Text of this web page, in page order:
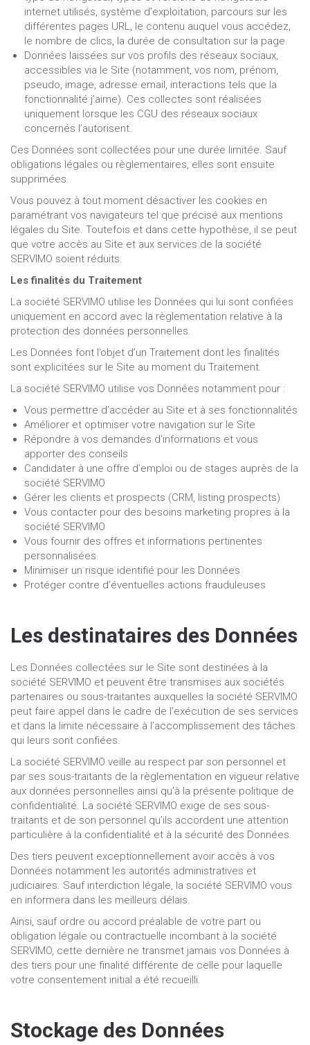
internet utilisés, système d’exploitation, parcours sur les
différentes pages URL, le contenu auquel vous accédez,
le nombre de clics, la durée de consultation sur la page.
Données laissées sur vos profils des réseaux sociaux,
accessibles via le Site (notamment, vos nom, prénom,
pseudo, image, adresse email, interactions tels que la
fonctionnalité j’aime). Ces collectes sont réalisées
uniquement lorsque les CGU des réseaux sociaux
concernés l’autorisent.
Ces Données sont collectées pour une durée limitée. Sauf
obligations légales ou règlementaires, elles sont ensuite
supprimées.
Vous pouvez à tout moment désactiver les cookies en
paramétrant vos navigateurs tel que précisé aux mentions
légales du Site. Toutefois et dans cette hypothèse, il se peut
que votre accès au Site et aux services de la société
SERVIMO soient réduits.
Les finalités du Traitement
La société SERVIMO utilise les Données qui lui sont confiées
uniquement en accord avec la règlementation relative à la
protection des données personnelles.
Les Données font l’objet d’un Traitement dont les finalités
sont explicitées sur le Site au moment du Traitement.
La société SERVIMO utilise vos Données notamment pour :
Vous permettre d’accéder au Site et à ses fonctionnalités
Améliorer et optimiser votre navigation sur le Site
Répondre à vos demandes d’informations et vous
apporter des conseils
Candidater à une offre d’emploi ou de stages auprès de la
société SERVIMO
Gérer les clients et prospects (CRM, listing prospects)
Vous contacter pour des besoins marketing propres à la
société SERVIMO
Vous fournir des offres et informations pertinentes
personnalisées
Minimiser un risque identifié pour les Données
Protéger contre d’éventuelles actions frauduleuses
Les destinataires des Données
Les Données collectées sur le Site sont destinées à la
société SERVIMO et peuvent être transmises aux sociétés
partenaires ou sous-traitantes auxquelles la société SERVIMO
peut faire appel dans le cadre de l’exécution de ses services
et dans la limite nécessaire à l’accomplissement des tâches
qui leurs sont confiées.
La société SERVIMO veille au respect par son personnel et
par ses sous-traitants de la règlementation en vigueur relative
aux données personnelles ainsi qu’à la présente politique de
confidentialité. La société SERVIMO exige de ses sous-
traitants et de son personnel qu’ils accordent une attention
particulière à la confidentialité et à la sécurité des Données.
Des tiers peuvent exceptionnellement avoir accès à vos
Données notamment les autorités administratives et
judiciaires. Sauf interdiction légale, la société SERVIMO vous
en informera dans les meilleurs délais.
Ainsi, sauf ordre ou accord préalable de votre part ou
obligation légale ou contractuelle incombant à la société
SERVIMO, cette dernière ne transmet jamais vos Données à
des tiers pour une finalité différente de celle pour laquelle
votre consentement initial a été recueilli.
Stockage des Données